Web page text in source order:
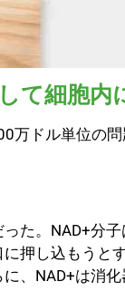
て細胞内
万ドル単位の
た。NAD+分
押し込もうと
、NAD+は消